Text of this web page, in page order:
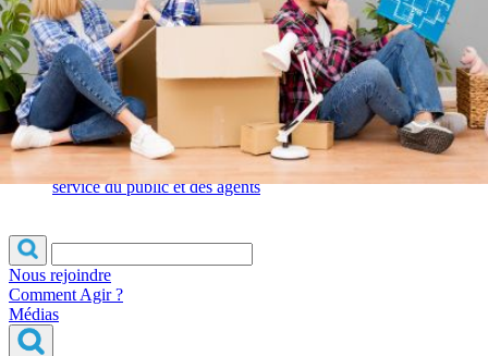
OTE et DDI
|
Travail & santé
|
Action sociale
Contractuels
|
Le dialogue social engagé pour une Intelligence Artificielle au
service du public et des agents
Nous rejoindre
Comment Agir ?
Médias